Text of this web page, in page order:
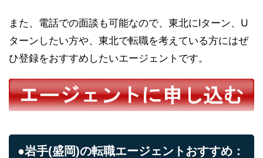
また、電話での面談も可能なので、東北にIターン、U
ターンしたい方や、東北で転職を考えている方にはぜ
ひ登録をおすすめしたいエージェントです。
●岩手(盛岡)の転職エージェントおすすめ：